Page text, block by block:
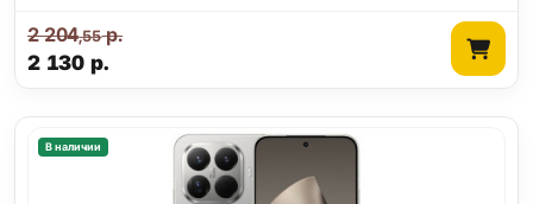
2 130 р.
2 204,55р.
В наличии